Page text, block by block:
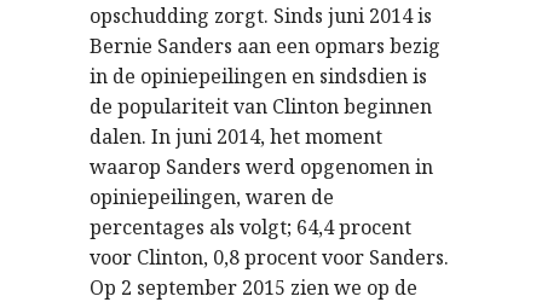
opschudding zorgt. Sinds juni 2014 is
Bernie Sanders aan een opmars bezig
in de opiniepeilingen en sindsdien is
de populariteit van Clinton beginnen
dalen. In juni 2014, het moment
waarop Sanders werd opgenomen in
opiniepeilingen, waren de
percentages als volgt; 64,4 procent
voor Clinton, 0,8 procent voor Sanders.
Op 2 september 2015 zien we op de